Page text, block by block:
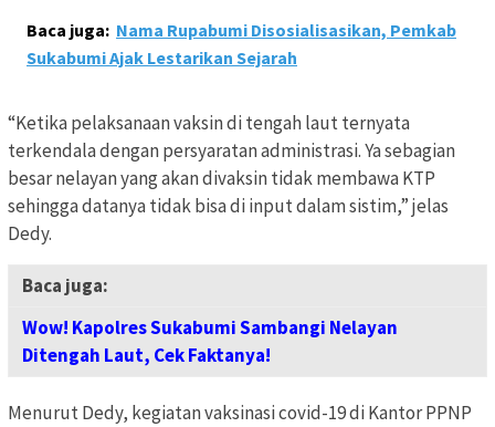
Baca juga: Nama Rupabumi Disosialisasikan, Pemkab
Sukabumi Ajak Lestarikan Sejarah
“Ketika pelaksanaan vaksin di tengah laut ternyata
terkendala dengan persyaratan administrasi. Ya sebagian
besar nelayan yang akan divaksin tidak membawa KTP
sehingga datanya tidak bisa di input dalam sistim,” jelas
Dedy.
Baca juga:
Wow! Kapolres Sukabumi Sambangi Nelayan
Ditengah Laut, Cek Faktanya!
Menurut Dedy, kegiatan vaksinasi covid-19 di Kantor PPNP